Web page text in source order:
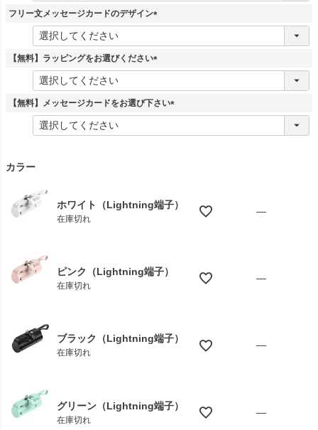
フリー文メッセージカードのデザイン
(
須
【無料】ラッピングをお選びください
(
須
【無料】メッセージカードをお選び下さい
(
カラー
ホワイト（Lightning端子）
在庫切れ
—
ピンク（Lightning端子）
在庫切れ
—
ブラック（Lightning端子）
在庫切れ
—
グリーン（Lightning端子）
在庫切れ
—